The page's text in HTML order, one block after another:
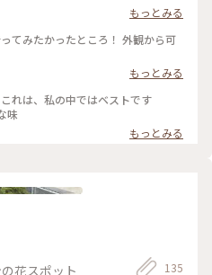
もっとみる
もっとみる
れは、私の中ではベストです
味
もっとみる
花スポット 135